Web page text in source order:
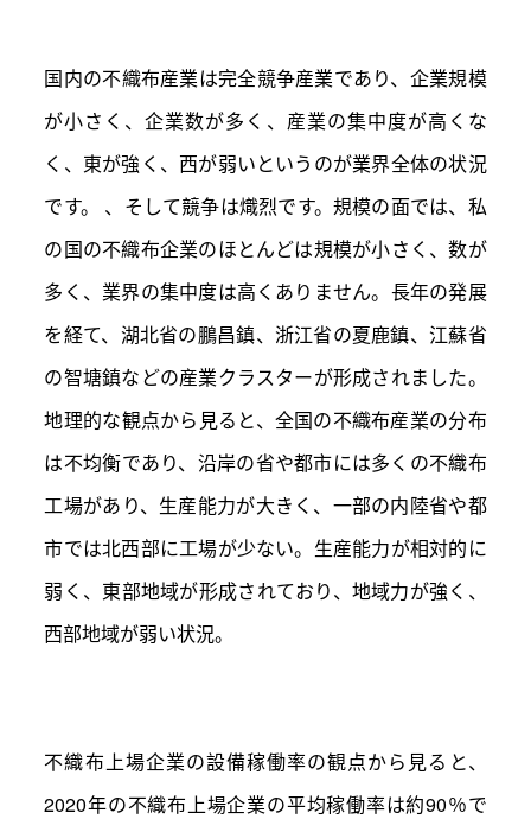
国内の不織布産業は完全競争産業であり、企業規模
が小さく、企業数が多く、産業の集中度が高くな
く、東が強く、西が弱いというのが業界全体の状況
です。 、そして競争は熾烈です。規模の面では、私
の国の不織布企業のほとんどは規模が小さく、数が
多く、業界の集中度は高くありません。長年の発展
を経て、湖北省の鵬昌鎮、浙江省の夏鹿鎮、江蘇省
の智塘鎮などの産業クラスターが形成されました。
地理的な観点から見ると、全国の不織布産業の分布
は不均衡であり、沿岸の省や都市には多くの不織布
工場があり、生産能力が大きく、一部の内陸省や都
市では北西部に工場が少ない。生産能力が相対的に
弱く、東部地域が形成されており、地域力が強く、
西部地域が弱い状況。
不織布上場企業の設備稼働率の観点から見ると、
2020年の不織布上場企業の平均稼働率は約90％で